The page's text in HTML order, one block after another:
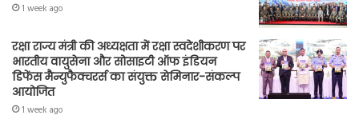
1 week ago
रक्षा राज्य मंत्री की अध्यक्षता में रक्षा स्वदेशीकरण पर
भारतीय वायुसेना और सोसाइटी ऑफ इंडियन
डिफेंस मैन्युफैक्चरर्स का संयुक्त सेमिनार-संकल्प
आयोजित
1 week ago